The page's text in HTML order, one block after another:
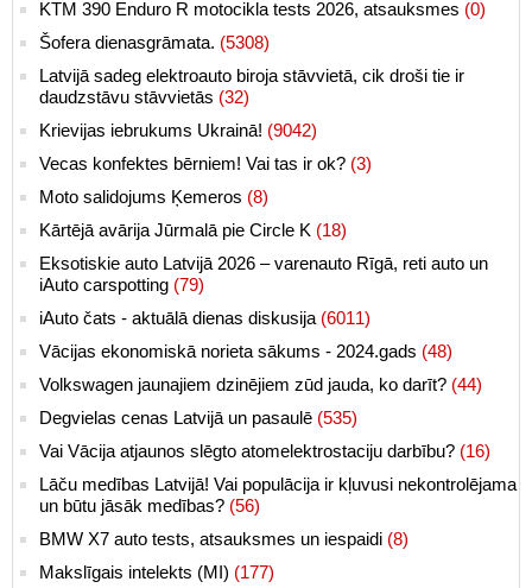
KTM 390 Enduro R motocikla tests 2026, atsauksmes (0)
Šofera dienasgrāmata. (5308)
Latvijā sadeg elektroauto biroja stāvvietā, cik droši tie ir
daudzstāvu stāvvietās (32)
Krievijas iebrukums Ukrainā! (9042)
Vecas konfektes bērniem! Vai tas ir ok? (3)
Moto salidojums Ķemeros (8)
Kārtējā avārija Jūrmalā pie Circle K (18)
Eksotiskie auto Latvijā 2026 – varenauto Rīgā, reti auto un
iAuto carspotting (79)
iAuto čats - aktuālā dienas diskusija (6011)
Vācijas ekonomiskā norieta sākums - 2024.gads (48)
Volkswagen jaunajiem dzinējiem zūd jauda, ko darīt? (44)
Degvielas cenas Latvijā un pasaulē (535)
Vai Vācija atjaunos slēgto atomelektrostaciju darbību? (16)
Lāču medības Latvijā! Vai populācija ir kļuvusi nekontrolējama
un būtu jāsāk medības? (56)
BMW X7 auto tests, atsauksmes un iespaidi (8)
Makslīgais intelekts (MI) (177)